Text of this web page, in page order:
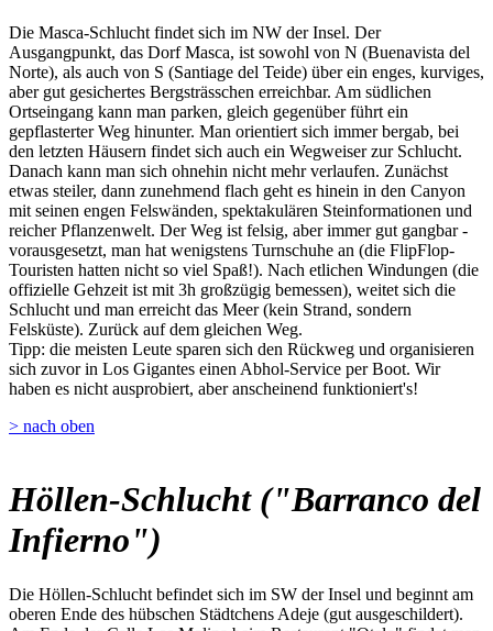
Die Masca-Schlucht findet sich im NW der Insel. Der
Ausgangpunkt, das Dorf Masca, ist sowohl von N (Buenavista del
Norte), als auch von S (Santiage del Teide) über ein enges, kurviges,
aber gut gesichertes Bergsträsschen erreichbar. Am südlichen
Ortseingang kann man parken, gleich gegenüber führt ein
gepflasterter Weg hinunter. Man orientiert sich immer bergab, bei
den letzten Häusern findet sich auch ein Wegweiser zur Schlucht.
Danach kann man sich ohnehin nicht mehr verlaufen. Zunächst
etwas steiler, dann zunehmend flach geht es hinein in den Canyon
mit seinen engen Felswänden, spektakulären Steinformationen und
reicher Pflanzenwelt. Der Weg ist felsig, aber immer gut gangbar -
vorausgesetzt, man hat wenigstens Turnschuhe an (die FlipFlop-
Touristen hatten nicht so viel Spaß!). Nach etlichen Windungen (die
offizielle Gehzeit ist mit 3h großzügig bemessen), weitet sich die
Schlucht und man erreicht das Meer (kein Strand, sondern
Felsküste). Zurück auf dem gleichen Weg.
Tipp: die meisten Leute sparen sich den Rückweg und organisieren
sich zuvor in Los Gigantes einen Abhol-Service per Boot. Wir
haben es nicht ausprobiert, aber anscheinend funktioniert's!
> nach oben
Höllen-Schlucht ("Barranco del
Infierno")
Die Höllen-Schlucht befindet sich im SW der Insel und beginnt am
oberen Ende des hübschen Städtchens Adeje (gut ausgeschildert).